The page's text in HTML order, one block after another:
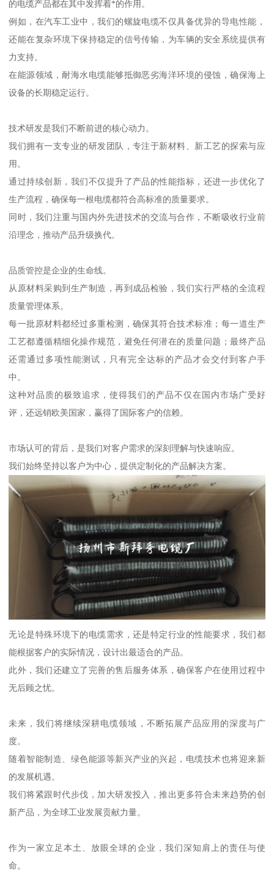
的电缆产品都在其中发挥着*的作用。
例如，在汽车工业中，我们的螺旋电缆不仅具备优异的导电性能，
还能在复杂环境下保持稳定的信号传输，为车辆的安全系统提供有
力支持。
在能源领域，耐海水电缆能够抵御恶劣海洋环境的侵蚀，确保海上
设备的长期稳定运行。
技术研发是我们不断前进的核心动力。
我们拥有一支专业的研发团队，专注于新材料、新工艺的探索与应
用。
通过持续创新，我们不仅提升了产品的性能指标，还进一步优化了
生产流程，确保每一根电缆都符合高标准的质量要求。
同时，我们注重与国内外先进技术的交流与合作，不断吸收行业前
沿理念，推动产品升级换代。
品质管控是企业的生命线。
从原材料采购到生产制造，再到成品检验，我们实行严格的全流程
质量管理体系。
每一批原材料都经过多重检测，确保其符合技术标准；每一道生产
工艺都遵循精细化操作规范，避免任何潜在的质量问题；最终产品
还需通过多项性能测试，只有完全达标的产品才会交付到客户手
中。
这种对品质的极致追求，使得我们的产品不仅在国内市场广受好
评，还远销欧美国家，赢得了国际客户的信赖。
市场认可的背后，是我们对客户需求的深刻理解与快速响应。
我们始终坚持以客户为中心，提供定制化的产品解决方案。
无论是特殊环境下的电缆需求，还是特定行业的性能要求，我们都
能根据客户的实际情况，设计出最适合的产品。
此外，我们还建立了完善的售后服务体系，确保客户在使用过程中
无后顾之忧。
未来，我们将继续深耕电缆领域，不断拓展产品应用的深度与广
度。
随着智能制造、绿色能源等新兴产业的兴起，电缆技术也将迎来新
的发展机遇。
我们将紧跟时代步伐，加大研发投入，推出更多符合未来趋势的创
新产品，为全球工业发展贡献力量。
作为一家立足本土、放眼全球的企业，我们深知肩上的责任与使
命。